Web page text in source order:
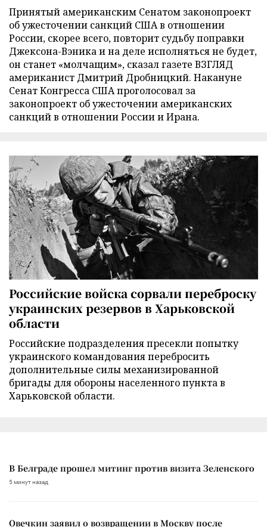
Принятый американским Сенатом законопроект
об ужесточении санкций США в отношении
России, скорее всего, повторит судьбу поправки
Джексона-Вэника и на деле исполняться не будет,
он станет «молчащим», сказал газете ВЗГЛЯД
американист Дмитрий Дробницкий. Накануне
Сенат Конгресса США проголосовал за
законопроект об ужесточении американских
санкций в отношении России и Ирана.
Российские войска сорвали переброску
украинских резервов в Харьковской
области
Российские подразделения пресекли попытку
украинского командования перебросить
дополнительные силы механизированной
бригады для обороны населенного пункта в
Харьковской области.
В Белграде прошел митинг против визита Зеленского
5 минут назад
Овечкин заявил о возвращении в Москву после